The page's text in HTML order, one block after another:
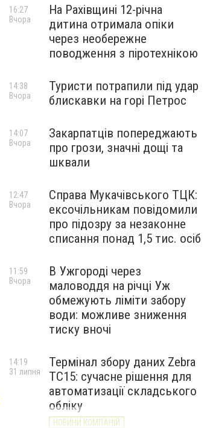
На Рахівщині 12-річна
дитина отримала опіки
через необережне
поводження з піротехнікою
16:27
Вчора
Туристи потрапили під удар
блискавки на горі Петрос
14:38
Вчора
Закарпатців попереджають
про грози, значні дощі та
шквали
14:07
Вчора
Справа Мукачівського ТЦК:
ексочільникам повідомили
про підозру за незаконне
списання понад 1,5 тис. осіб
12:47
Вчора
В Ужгороді через
маловоддя на річці Уж
обмежують ліміти забору
води: можливе зниження
тиску вночі
11:59
Вчора
Термінал збору даних Zebra
TC15: сучасне рішення для
автоматизації складського
обліку
НОВИНИ КОМПАНІЙ
14:19
31 липня